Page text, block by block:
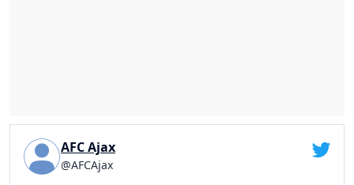
AFC Ajax
@AFCAjax